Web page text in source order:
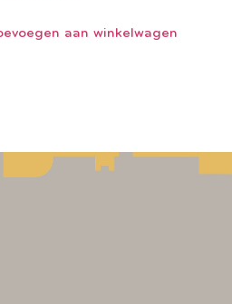
aan winkelwagen